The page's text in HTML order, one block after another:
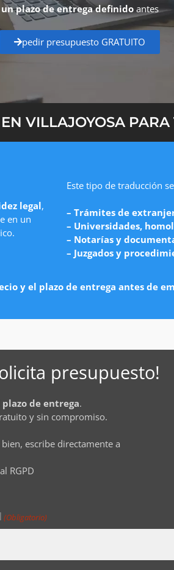
plazo de entrega definido antes
pedir presupuesto GRATUITO
VILLAJOYOSA PARA
legal,
en un
Este tipo de traducción
– Trámites de
– Universidades,
– Notarías y
– Juzgados y
y el plazo de entrega antes de
presupuesto!
de entrega.
y sin compromiso.
escribe directamente a
RGPD
(Obligatorio)